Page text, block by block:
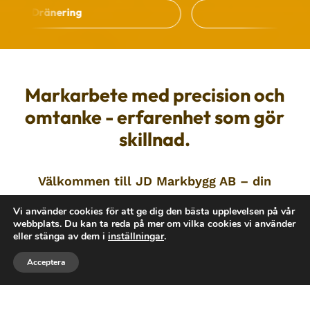
Markarbete med precision och
omtanke - erfarenhet som gör
skillnad.
Välkommen till JD Markbygg AB – din
trädgårdsskötsel! Vi erbjuder kvalitativa
och hållbara lösningar för allt från
husgrunder och dränering till stenläggning
och trädgårdsanläggningar. Med lång
Vi använder cookies för att ge dig den bästa upplevelsen på vår
webbplats. Du kan ta reda på mer om vilka cookies vi använder
eller stänga av dem i inställningar.
Acceptera